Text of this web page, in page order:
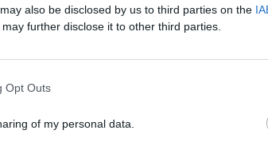
also be disclosed by us to third parties on the
further disclose it to other third parties.
Opt Outs
of my personal data.